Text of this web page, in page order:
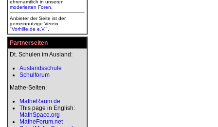
ehrenamtlich in unseren
moderierten Foren
Anbieter der Seite ist der
gemeinnützige Verein
"Vorhilfe.de e.V.".
Partnerseiten
Dt. Schulen im Ausland:
Auslandsschule
Schulforum
Mathe-Seiten:
MatheRaum.de
This page in English:
MathSpace.org
MatheForum.net